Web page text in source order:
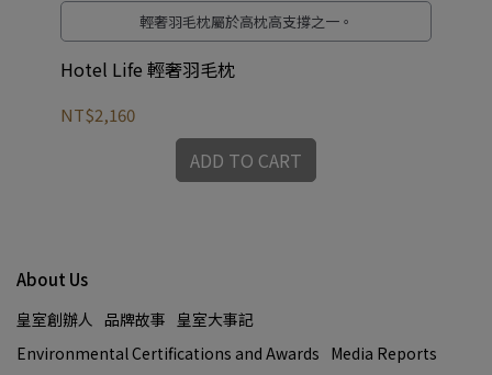
輕奢羽毛枕屬於高枕高支撐之一。
Hotel Life 輕奢羽毛枕
NT$2,160
ADD TO CART
About Us
皇室創辦人 品牌故事 皇室大事記
Environmental Certifications and Awards Media Reports